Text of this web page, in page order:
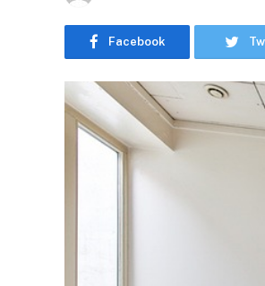
Facebook